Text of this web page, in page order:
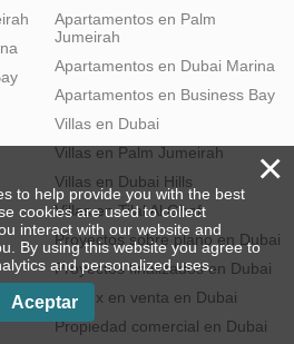
Apartamentos en Palm
Jumeirah
Apartamentos en Dubai Marina
Apartamentos en Business Bay
Villas en Dubai
Villas en Palm Jumeirah
Villas en Dubai Hills
Villas en Tilal Al Ghaf
Proyectos sobre plano en Dubai
Proyectos finalizados en Dubai
Dúplex en venta en Dubai
Propiedad comercial en Dubai
×
to help provide you with the best
cookies are used to collect
interact with our website and
By using this website you agree to
and personalized uses.
Aceptar